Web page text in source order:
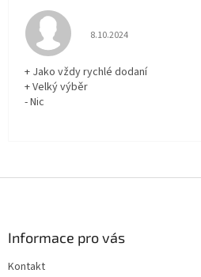
Hodnocení obchodu je
8.10.2024
+ Jako vždy rychlé dodaní
+ Velký výběr
- Nic
Informace pro vás
Kontakt